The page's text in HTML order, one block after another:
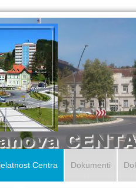
Centra Dokumenti